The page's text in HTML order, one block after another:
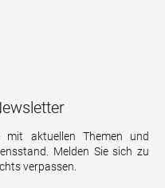
aktuellen Themen und
Melden Sie sich zu
verpassen.